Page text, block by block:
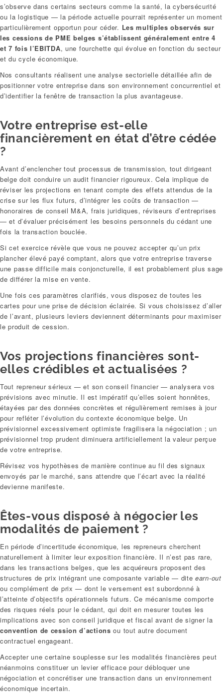
s’observe dans certains secteurs comme la santé, la cybersécurité
ou la logistique — la période actuelle pourrait représenter un moment
particulièrement opportun pour céder. Les multiples observés sur
les cessions de PME belges s’établissent généralement entre 4
et 7 fois l’EBITDA, une fourchette qui évolue en fonction du secteur
et du cycle économique.
Nos consultants réalisent une analyse sectorielle détaillée afin de
positionner votre entreprise dans son environnement concurrentiel et
d’identifier la fenêtre de transaction la plus avantageuse.
Votre entreprise est-elle
financièrement en état d’être cédée
?
Avant d’enclencher tout processus de transmission, tout dirigeant
belge doit conduire un audit financier rigoureux. Cela implique de
réviser les projections en tenant compte des effets attendus de la
crise sur les flux futurs, d’intégrer les coûts de transaction —
honoraires de conseil M&A, frais juridiques, réviseurs d’entreprises
— et d’évaluer précisément les besoins personnels du cédant une
fois la transaction bouclée.
Si cet exercice révèle que vous ne pouvez accepter qu’un prix
plancher élevé payé comptant, alors que votre entreprise traverse
une passe difficile mais conjoncturelle, il est probablement plus sage
de différer la mise en vente.
Une fois ces paramètres clarifiés, vous disposez de toutes les
cartes pour une prise de décision éclairée. Si vous choisissez d’aller
de l’avant, plusieurs leviers deviennent déterminants pour maximiser
le produit de cession.
Vos projections financières sont-
elles crédibles et actualisées ?
Tout repreneur sérieux — et son conseil financier — analysera vos
prévisions avec minutie. Il est impératif qu’elles soient honnêtes,
étayées par des données concrètes et régulièrement remises à jour
pour refléter l’évolution du contexte économique belge. Un
prévisionnel excessivement optimiste fragilisera la négociation ; un
prévisionnel trop prudent diminuera artificiellement la valeur perçue
de votre entreprise.
Révisez vos hypothèses de manière continue au fil des signaux
envoyés par le marché, sans attendre que l’écart avec la réalité
devienne manifeste.
Êtes-vous disposé à négocier les
modalités de paiement ?
En période d’incertitude économique, les repreneurs cherchent
naturellement à limiter leur exposition financière. Il n’est pas rare,
dans les transactions belges, que les acquéreurs proposent des
structures de prix intégrant une composante variable — diteearn-out
ou complément de prix — dont le versement est subordonné à
l’atteinte d’objectifs opérationnels futurs. Ce mécanisme comporte
des risques réels pour le cédant, qui doit en mesurer toutes les
implications avec son conseil juridique et fiscal avant de signer la
convention de cession d’actions ou tout autre document
contractuel engageant.
Accepter une certaine souplesse sur les modalités financières peut
néanmoins constituer un levier efficace pour débloquer une
négociation et concrétiser une transaction dans un environnement
économique incertain.